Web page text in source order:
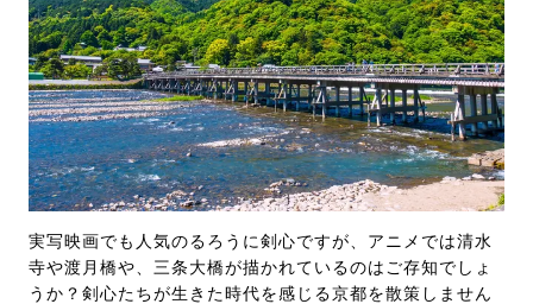
実写映画でも人気のるろうに剣心ですが、アニメでは清水
寺や渡月橋や、三条大橋が描かれているのはご存知でしょ
うか？剣心たちが生きた時代を感じる京都を散策しません